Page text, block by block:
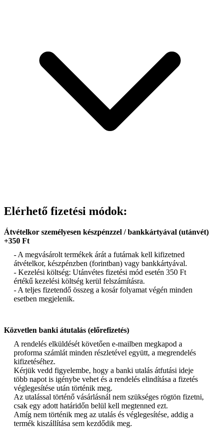
Elérhető fizetési módok:
Átvételkor személyesen készpénzzel / bankkártyával (utánvét)
+350 Ft
- A megvásárolt termékek árát a futárnak kell kifizetned
átvételkor, készpénzben (forintban) vagy bankkártyával.
- Kezelési költség: Utánvétes fizetési mód esetén 350 Ft
értékű kezelési költség kerül felszámításra.
- A teljes fizetendő összeg a kosár folyamat végén minden
esetben megjelenik.
Közvetlen banki átutalás (előrefizetés)
A rendelés elküldését követően e-mailben megkapod a
proforma számlát minden részletével együtt, a megrendelés
kifizetéséhez.
Kérjük vedd figyelembe, hogy a banki utalás átfutási ideje
több napot is igénybe vehet és a rendelés elindítása a fizetés
véglegesítése után történik meg.
Az utalással történő vásárlásnál nem szükséges rögtön fizetni,
csak egy adott határidőn belül kell megtenned ezt.
Amíg nem történik meg az utalás és véglegesítése, addig a
termék kiszállítása sem kezdődik meg.